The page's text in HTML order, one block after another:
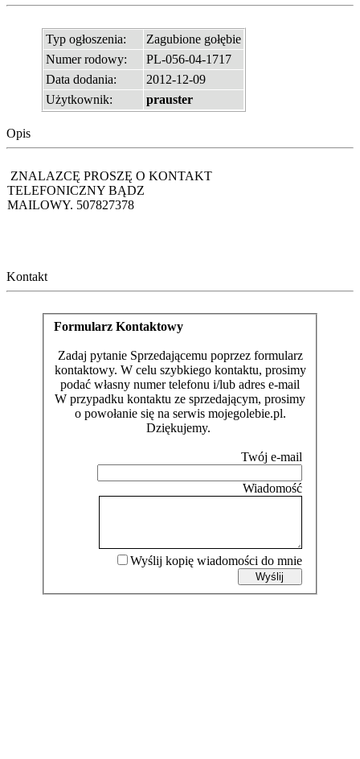
Typ ogłoszenia:
Zagubione gołębie
Numer rodowy:
PL-056-04-1717
Data dodania:
2012-12-09
Użytkownik:
prauster
Opis
ZNALAZCĘ PROSZĘ O KONTAKT
TELEFONICZNY BĄDZ
MAILOWY. 507827378
Kontakt
Formularz Kontaktowy
Zadaj pytanie Sprzedającemu poprzez formularz
kontaktowy. W celu szybkiego kontaktu, prosimy
podać własny numer telefonu i/lub adres e-mail
W przypadku kontaktu ze sprzedającym, prosimy
o powołanie się na serwis mojegolebie.pl.
Dziękujemy.
Wiadomość
Wyślij kopię wiadomości do mnie